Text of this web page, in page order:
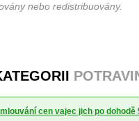
nebo redistribuovány.
cen vajec jich po dohodě